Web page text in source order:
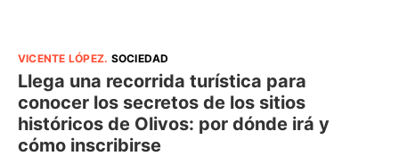
VICENTE LÓPEZ. SOCIEDAD
Llega una recorrida turística para
conocer los secretos de los sitios
históricos de Olivos: por dónde irá y
cómo inscribirse